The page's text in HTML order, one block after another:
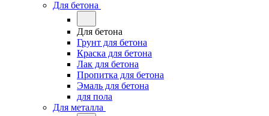
Для бетона
Для бетона
Грунт для бетона
Краска для бетона
Лак для бетона
Пропитка для бетона
Эмаль для бетона
для пола
Для металла